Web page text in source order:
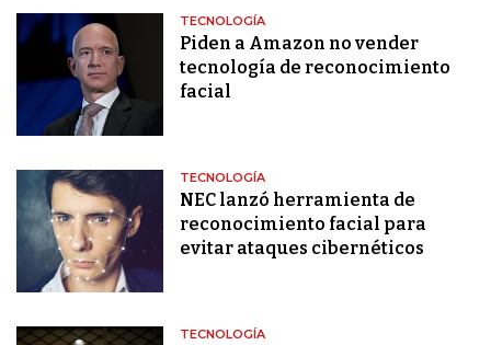
TECNOLOGÍA
Piden a Amazon no vender
tecnología de reconocimiento
facial
TECNOLOGÍA
NEC lanzó herramienta de
reconocimiento facial para
evitar ataques cibernéticos
TECNOLOGÍA